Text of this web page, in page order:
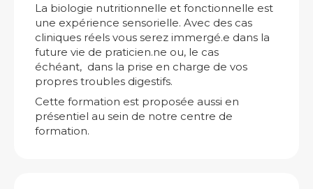
La biologie nutritionnelle et fonctionnelle est
une expérience sensorielle. Avec des cas
cliniques réels vous serez immergé.e dans la
future vie de praticien.ne ou, le cas
échéant, dans la prise en charge de vos
propres troubles digestifs.
Cette formation est proposée aussi en
présentiel au sein de notre centre de
formation.